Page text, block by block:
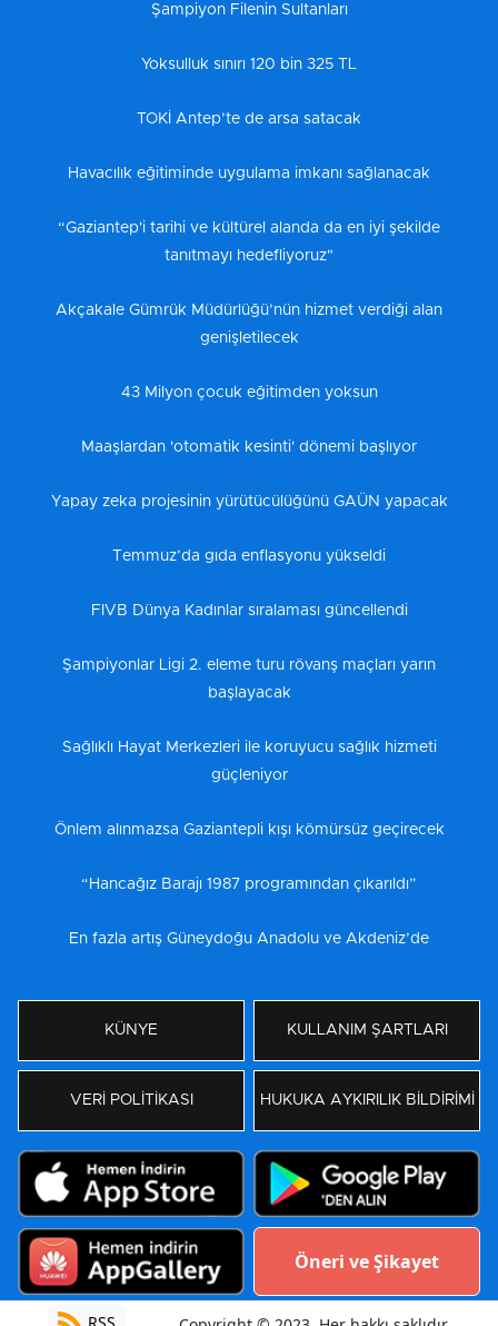
Şampiyon Filenin Sultanları
Yoksulluk sınırı 120 bin 325 TL
TOKİ Antep’te de arsa satacak
Havacılık eğitiminde uygulama imkanı sağlanacak
“Gaziantep'i tarihi ve kültürel alanda da en iyi şekilde
tanıtmayı hedefliyoruz"
Akçakale Gümrük Müdürlüğü’nün hizmet verdiği alan
genişletilecek
43 Milyon çocuk eğitimden yoksun
Maaşlardan 'otomatik kesinti' dönemi başlıyor
Yapay zeka projesinin yürütücülüğünü GAÜN yapacak
Temmuz’da gıda enflasyonu yükseldi
FIVB Dünya Kadınlar sıralaması güncellendi
Şampiyonlar Ligi 2. eleme turu rövanş maçları yarın
başlayacak
Sağlıklı Hayat Merkezleri ile koruyucu sağlık hizmeti
güçleniyor
Önlem alınmazsa Gaziantepli kışı kömürsüz geçirecek
“Hancağız Barajı 1987 programından çıkarıldı”
En fazla artış Güneydoğu Anadolu ve Akdeniz’de
KÜNYE KULLANIM ŞARTLARI
VERİ POLİTİKASI HUKUKA AYKIRILIK BİLDİRİMİ
Öneri ve Şikayet